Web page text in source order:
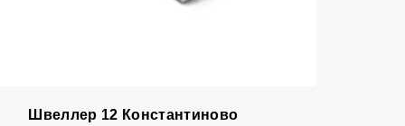
Швеллер 12 Константиново